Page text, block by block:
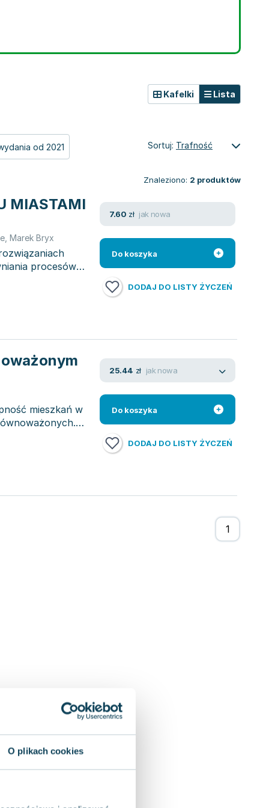
O plikach cookies
od 2021
Kafelki Lista
Sortuj: Trafność
Znaleziono: 2 produktów
MIASTAMI
Marek Bryx
procesów
7.60 zł jak nowa
Do koszyka
DODAJ DO LISTY ŻYCZEŃ
mieszkań w
25.44 zł jak nowa
Do koszyka
DODAJ DO LISTY ŻYCZEŃ